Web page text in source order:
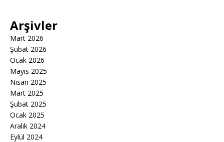
Arşivler
Mart 2026
Şubat 2026
Ocak 2026
Mayıs 2025
Nisan 2025
Mart 2025
Şubat 2025
Ocak 2025
Aralık 2024
Eylül 2024